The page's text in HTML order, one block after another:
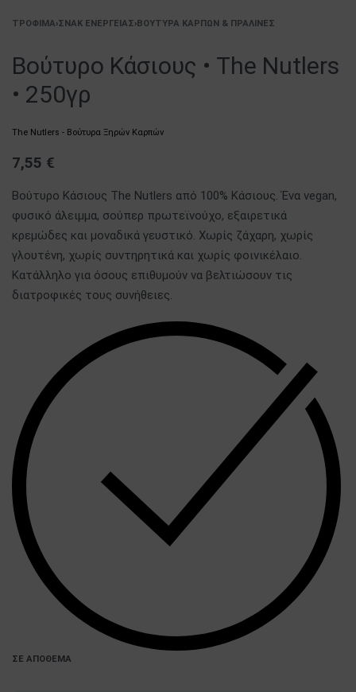
ΤΡΌΦΙΜΑ›ΣΝΑΚ ΕΝΈΡΓΕΙΑΣ›ΒΟΎΤΥΡΑ ΚΑΡΠΏΝ & ΠΡΑΛΊΝΕΣ
Βούτυρο Κάσιους • The Nutlers
• 250γρ
The Nutlers - Βούτυρα Ξηρών Καρπών
7,55 €
Βούτυρο Κάσιους The Nutlers από 100% Κάσιους. Ένα vegan,
φυσικό άλειμμα, σούπερ πρωτεϊνούχο, εξαιρετικά
κρεμώδες και μοναδικά γευστικό. Χωρίς ζάχαρη, χωρίς
γλουτένη, χωρίς συντηρητικά και χωρίς φοινικέλαιο.
Κατάλληλο για όσους επιθυμούν να βελτιώσουν τις
διατροφικές τους συνήθειες.
ΣΕ ΑΠΌΘΕΜΑ